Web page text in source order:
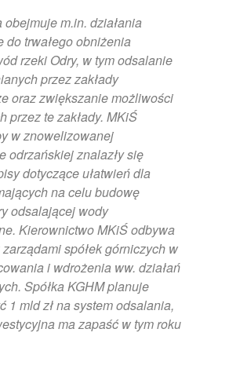
obejmuje m.in. działania
do trwałego obniżenia
rzeki Odry, w tym odsalanie
przez zakłady
oraz zwiększanie możliwości
przez te zakłady. MKiŚ
w znowelizowanej
odrzańskiej znalazły się
dotyczące ułatwień dla
na celu budowę
odsalającej wody
Kierownictwo MKiŚ odbywa
spółek górniczych w
i wdrożenia ww. działań
Spółka KGHM planuje
1 mld zł na system odsalania,
ma zapaść w tym roku